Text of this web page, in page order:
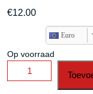
€12.00
Euro
Op voorraad
Magnetic
Thumb